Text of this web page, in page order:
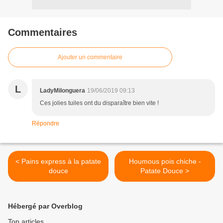
Commentaires
Ajouter un commentaire
L LadyMilonguera 19/06/2019 09:13
Ces jolies tuiles ont du disparaître bien vite !
Répondre
< Pains express à la patate
douce
Houmous pois chiche -
Patate Douce >
Hébergé par Overblog